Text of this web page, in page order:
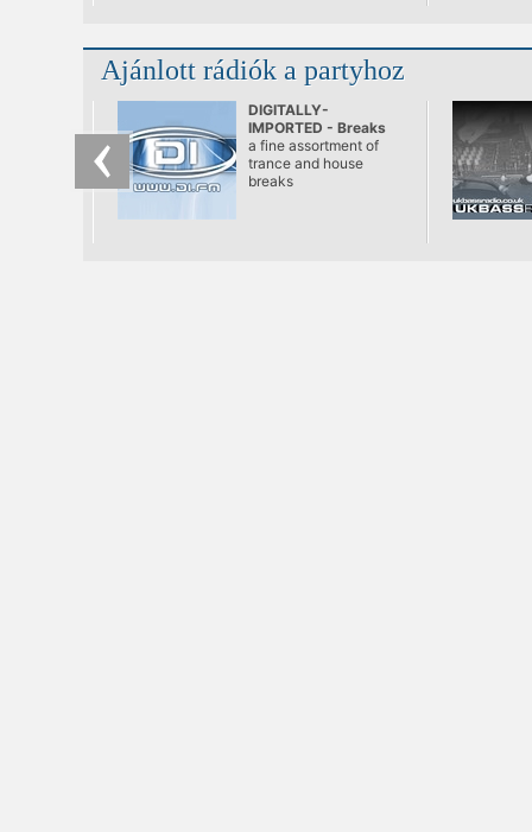
Ajánlott rádiók a partyhoz
DIGITALLY-
IMPORTED - Breaks
a fine assortment of
trance and house
breaks